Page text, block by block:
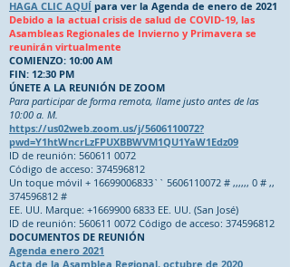
HAGA CLIC AQUÍ para ver la Agenda de enero de 2021
Debido a la actual crisis de salud de COVID-19, las
Asambleas Regionales de Invierno y Primavera se
reunirán virtualmente
COMIENZO: 10:00 AM
FIN: 12:30 PM
ÚNETE A LA REUNIÓN DE ZOOM
Para participar de forma remota, llame justo antes de las
10:00 a. M.
https://us02web.zoom.us/j/5606110072?
pwd=Y1htWncrLzFPUXBBWVM1QU1YaW1Edz09
ID de reunión: 560611 0072
Código de acceso: 374596812
Un toque móvil + 16699006833`` 5606110072 # ,,,,,, 0 # ,,
374596812 #
EE. UU. Marque: +1669900 6833 EE. UU. (San José)
ID de reunión: 560611 0072 Código de acceso: 374596812
DOCUMENTOS DE REUNIÓN
Agenda enero 2021
Acta de la Asamblea Regional, octubre de 2020